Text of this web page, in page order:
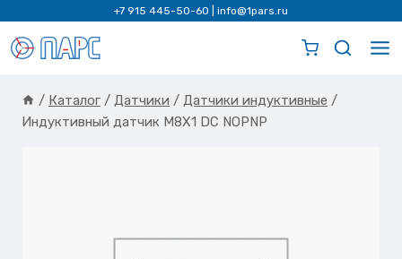
содержимому
+7 915 445-50-60 info@1pars.ru
/ Каталог / Датчики / Датчики индуктивные /
Индуктивный датчик M8X1 DC NOPNP